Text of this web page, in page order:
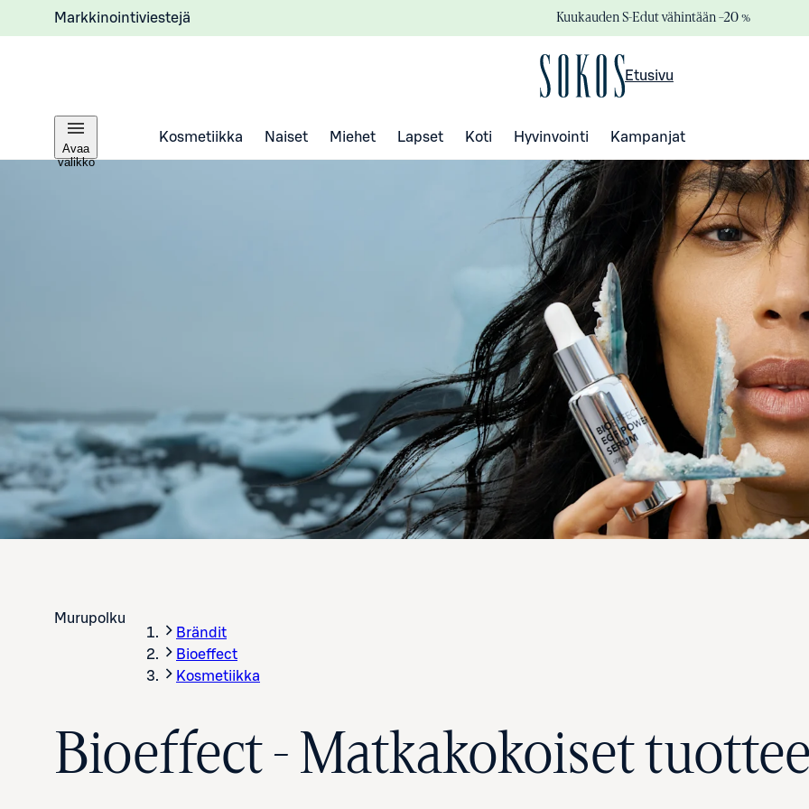
Markkinointiviestejä Kuukauden S-Edut vähintään –20 %
Etusivu
Avaa
valikko
Kosmetiikka Naiset Miehet Lapset Koti Hyvinvointi Kampanjat
Murupolku
Brändit
Bioeffect
Kosmetiikka
Bioeffect - Matkakokoiset